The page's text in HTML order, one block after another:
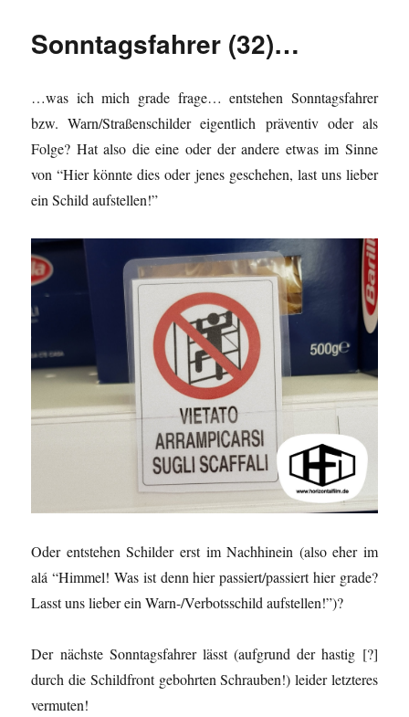
Sonntagsfahrer (32)…
…was ich mich grade frage… entstehen Sonntagsfahrer
bzw. Warn/Straßenschilder eigentlich präventiv oder als
Folge? Hat also die eine oder der andere etwas im Sinne
von “Hier könnte dies oder jenes geschehen, last uns lieber
ein Schild aufstellen!”
Oder entstehen Schilder erst im Nachhinein (also eher im
alá “Himmel! Was ist denn hier passiert/passiert hier grade?
Lasst uns lieber ein Warn-/Verbotsschild aufstellen!”)?
Der nächste Sonntagsfahrer lässt (aufgrund der hastig [?]
durch die Schildfront gebohrten Schrauben!) leider letzteres
vermuten!